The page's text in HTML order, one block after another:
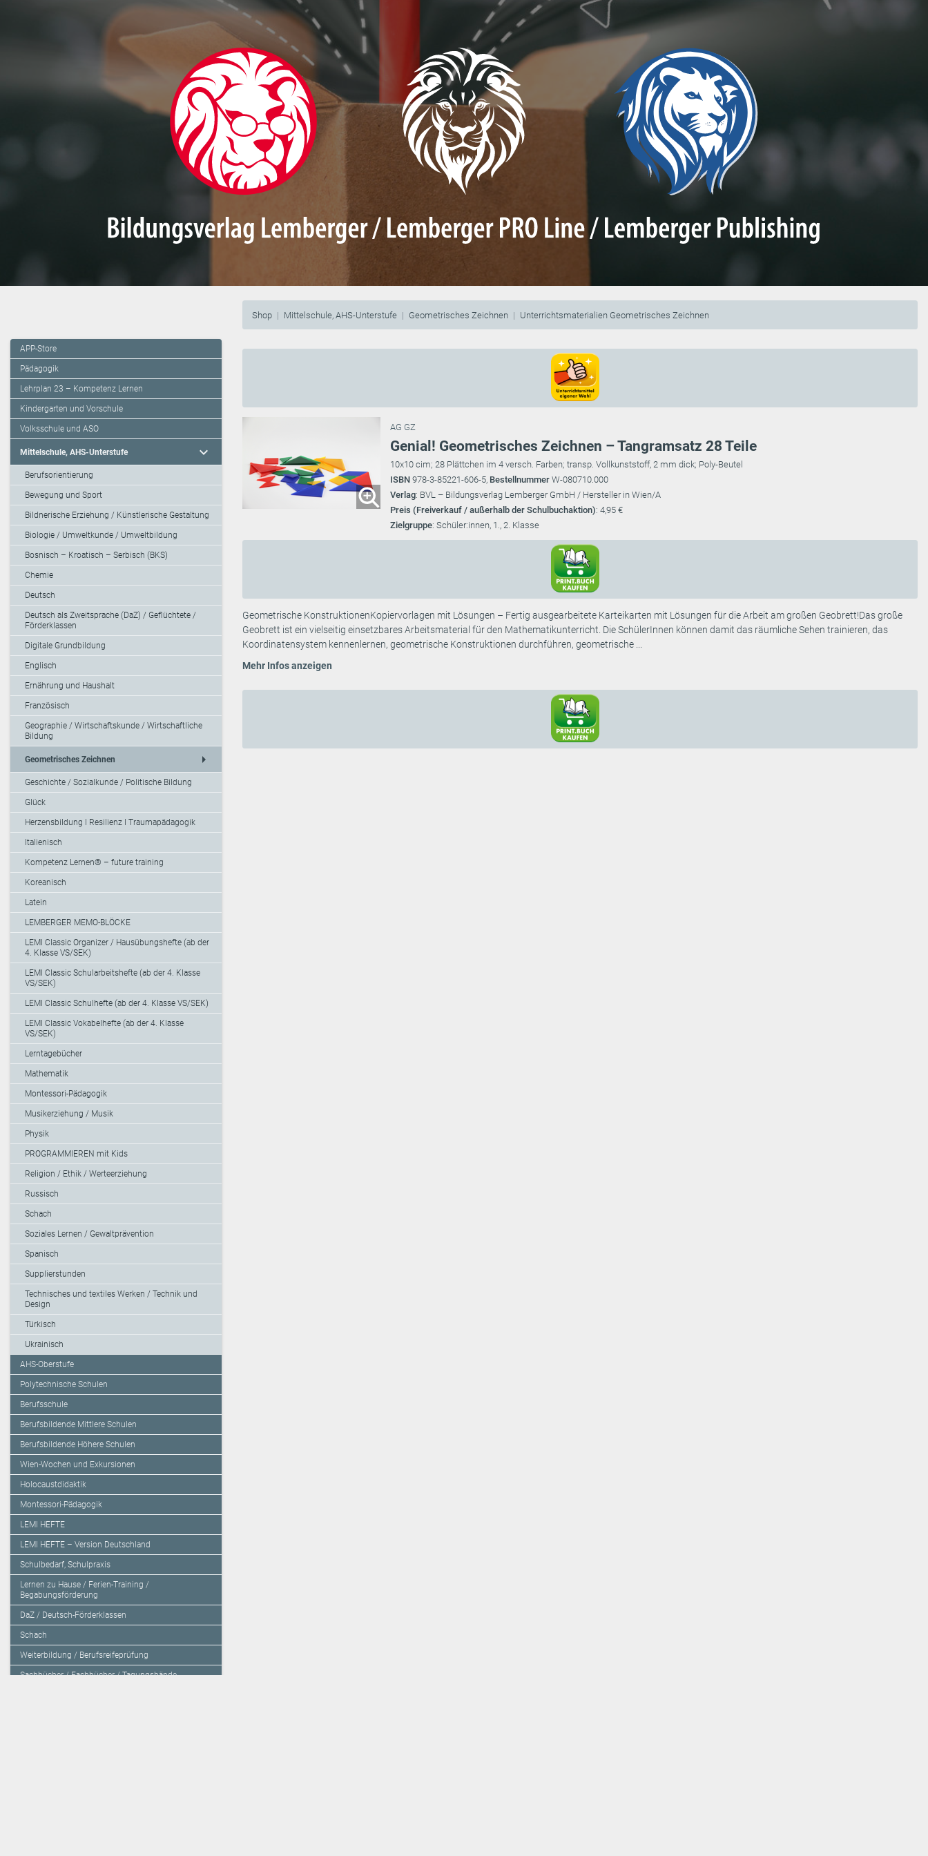
Shop Mittelschule, AHS-Unterstufe Geometrisches Zeichnen Unterrichtsmaterialien Geometrisches Zeichnen
APP-Store
Pädagogik
Lehrplan 23 – Kompetenz Lernen
Kindergarten und Vorschule
Volksschule und ASO
Mittelschule, AHS-Unterstufe expand_more
Berufsorientierung
Bewegung und Sport
Bildnerische Erziehung / Künstlerische Gestaltung
Biologie / Umweltkunde / Umweltbildung
Bosnisch – Kroatisch – Serbisch (BKS)
Chemie
Deutsch
Deutsch als Zweitsprache (DaZ) / Geflüchtete /
Förderklassen
Digitale Grundbildung
Englisch
Ernährung und Haushalt
Französisch
Geographie / Wirtschaftskunde / Wirtschaftliche
Bildung
Geometrisches Zeichnen arrow_right
Geschichte / Sozialkunde / Politische Bildung
Glück
Herzensbildung I Resilienz I Traumapädagogik
Italienisch
Kompetenz Lernen® – future training
Koreanisch
Latein
LEMBERGER MEMO-BLÖCKE
LEMI Classic Organizer / Hausübungshefte (ab der
4. Klasse VS/SEK)
LEMI Classic Schularbeitshefte (ab der 4. Klasse
VS/SEK)
LEMI Classic Schulhefte (ab der 4. Klasse VS/SEK)
LEMI Classic Vokabelhefte (ab der 4. Klasse
VS/SEK)
Lerntagebücher
Mathematik
Montessori-Pädagogik
Musikerziehung / Musik
Physik
PROGRAMMIEREN mit Kids
Religion / Ethik / Werteerziehung
Russisch
Schach
Soziales Lernen / Gewaltprävention
Spanisch
Supplierstunden
Technisches und textiles Werken / Technik und
Design
Türkisch
Ukrainisch
AHS-Oberstufe
Polytechnische Schulen
Berufsschule
Berufsbildende Mittlere Schulen
Berufsbildende Höhere Schulen
Wien-Wochen und Exkursionen
Holocaustdidaktik
Montessori-Pädagogik
LEMI HEFTE
LEMI HEFTE – Version Deutschland
Schulbedarf, Schulpraxis
Lernen zu Hause / Ferien-Training /
Begabungsförderung
DaZ / Deutsch-Förderklassen
Schach
Weiterbildung / Berufsreifeprüfung
Sachbücher / Fachbücher / Tagungsbände
AG GZ
Genial! Geometrisches Zeichnen – Tangramsatz 28 Teile
10x10 cim; 28 Plättchen im 4 versch. Farben; transp. Vollkunststoff, 2 mm dick; Poly-Beutel
ISBN 978-3-85221-606-5, Bestellnummer W-080710.000
Verlag: BVL – Bildungsverlag Lemberger GmbH / Hersteller in Wien/A
Preis (Freiverkauf / außerhalb der Schulbuchaktion): 4,95 €
Zielgruppe: Schüler:innen, 1., 2. Klasse
Geometrische KonstruktionenKopiervorlagen mit Lösungen – Fertig ausgearbeitete Karteikarten mit Lösungen für die Arbeit am großen Geobrett!Das große
Geobrett ist ein vielseitig einsetzbares Arbeitsmaterial für den Mathematikunterricht. Die SchülerInnen können damit das räumliche Sehen trainieren, das
Koordinatensystem kennenlernen, geometrische Konstruktionen durchführen, geometrische ...
Mehr Infos anzeigen